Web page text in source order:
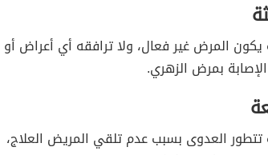
المرض غير فعال، ولا ترافقه أي أعراض أو
بمرض الزهري.
العدوى بسبب عدم تلقي المريض العلاج،